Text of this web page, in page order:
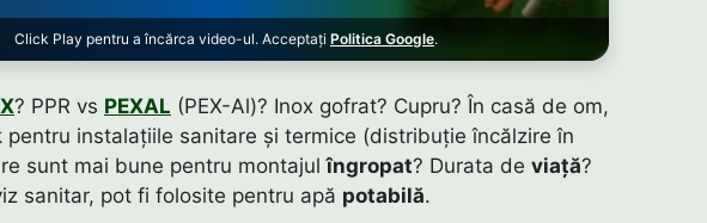
Click Play pentru a încărca video-ul. Acceptați Politica Google.
? PPR vs PEXAL (PEX-Al)? Inox gofrat? Cupru? În casă de om,
pentru instalațiile sanitare și termice (distribuție încălzire în
sunt mai bune pentru montajulîngropat? Durata de viață?
sanitar, pot fi folosite pentru apă potabilă.